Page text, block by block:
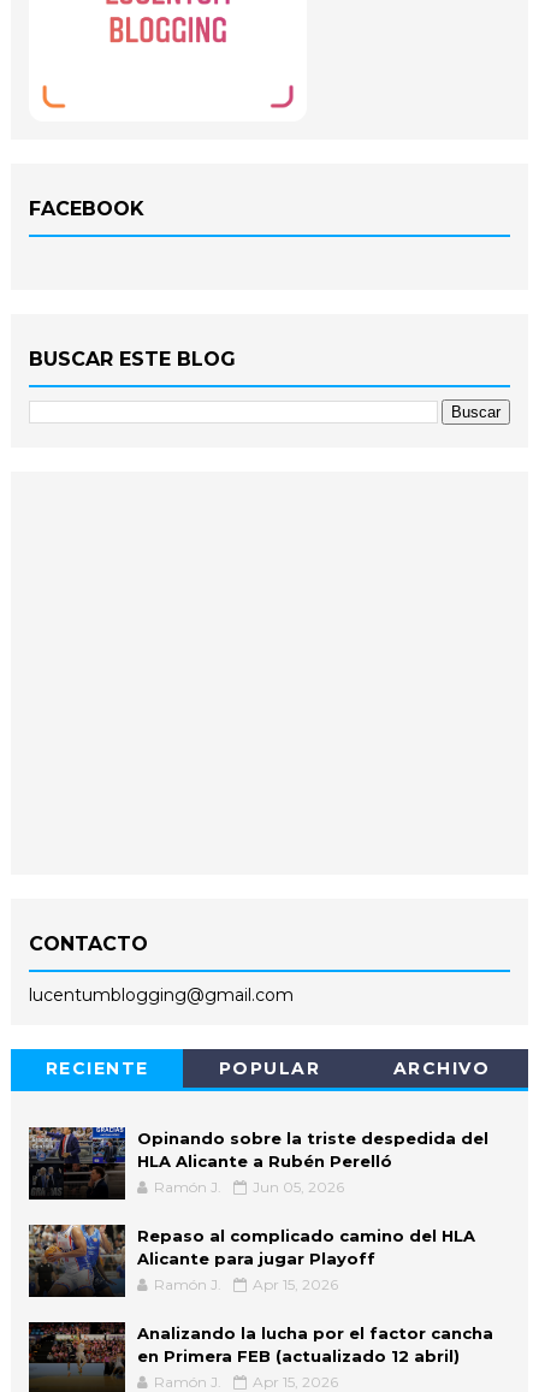
FACEBOOK
BUSCAR ESTE BLOG
CONTACTO
lucentumblogging@gmail.com
RECIENTE POPULAR ARCHIVO
Opinando sobre la triste despedida del
HLA Alicante a Rubén Perelló
Ramón J. Jun 05, 2026
Repaso al complicado camino del HLA
Alicante para jugar Playoff
Ramón J. Apr 15, 2026
Analizando la lucha por el factor cancha
en Primera FEB (actualizado 12 abril)
Ramón J. Apr 15, 2026